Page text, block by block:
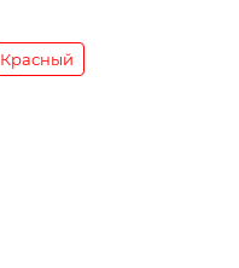
Красный